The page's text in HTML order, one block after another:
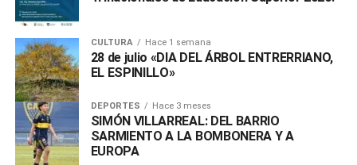
CULTURA Hace 1 semana
28 de julio «DIA DEL ÁRBOL ENTRERRIANO,
EL ESPINILLO»
DEPORTES Hace 3 meses
SIMÓN VILLARREAL: DEL BARRIO
SARMIENTO A LA BOMBONERA Y A
EUROPA